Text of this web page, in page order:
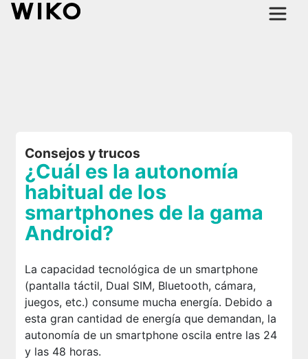
Consejos y trucos
¿Cuál es la autonomía
habitual de los
smartphones de la gama
Android?
La capacidad tecnológica de un smartphone
(pantalla táctil, Dual SIM, Bluetooth, cámara,
juegos, etc.) consume mucha energía. Debido a
esta gran cantidad de energía que demandan, la
autonomía de un smartphone oscila entre las 24
y las 48 horas.